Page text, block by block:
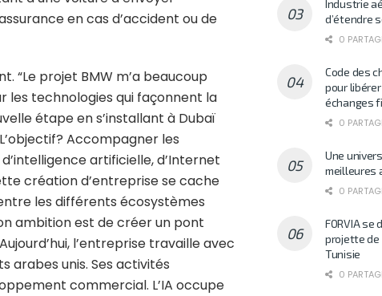
en cas d’accident ou de
“Le projet BMW m’a beaucoup
les technologies qui façonnent la
étape en s’installant à Dubaï
Accompagner les
artificielle, d’Internet
création d’entreprise se cache
les différents écosystèmes
ambition est de créer un pont
l’entreprise travaille avec
arabes unis. Ses activités
commercial. L’IA occupe
Industrie
d’étendre
0
Code des
pour
échanges
0
Une
meilleures
0
FORVIA
projette de
Tunisie
0